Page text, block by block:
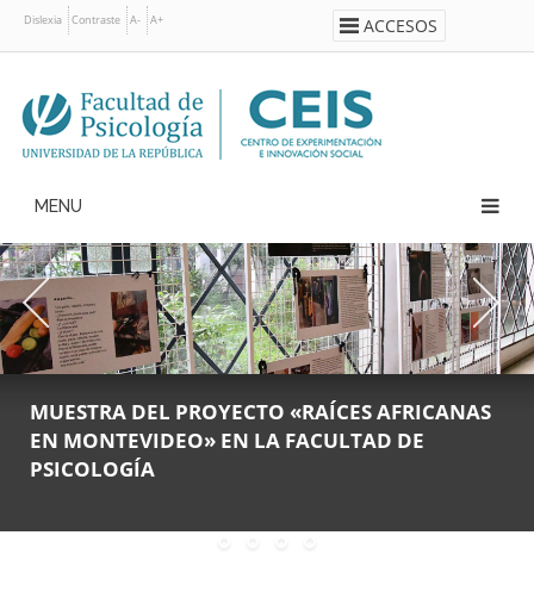
Pasar
contenido
Dislexia Contraste A- A+ ACCESOS
Navegación
principal
MUESTRA DEL PROYECTO «RAÍCES AFRICANAS
EN MONTEVIDEO» EN LA FACULTAD DE
PSICOLOGÍA
DEFENSAS DE TFG | LÍNEA F “TIEMPO,
BIOLOGÍA Y SOCIEDAD” DEL CEIS